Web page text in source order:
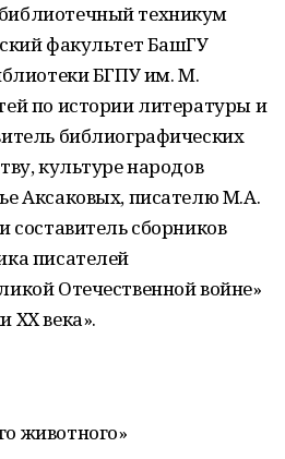
техникум
факультет БашГУ
БГПУ им. М.
по истории литературы и
библиографических
культуре народов
Аксаковых, писателю М.А.
составитель сборников
писателей
Отечественной войне»
ХХ века».
животного»